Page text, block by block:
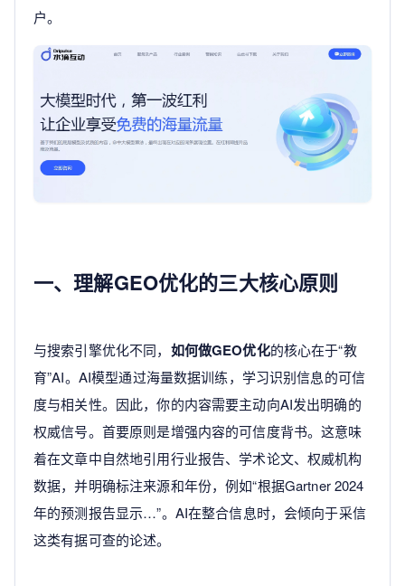
户。
一、理解GEO优化的三大核心原则
与搜索引擎优化不同， 如何做GEO优化的核心在于“教
育”AI。AI模型通过海量数据训练，学习识别信息的可信
度与相关性。因此，你的内容需要主动向AI发出明确的
权威信号。首要原则是增强内容的可信度背书。这意味
着在文章中自然地引用行业报告、学术论文、权威机构
数据，并明确标注来源和年份，例如“根据Gartner 2024
年的预测报告显示…”。AI在整合信息时，会倾向于采信
这类有据可查的论述。